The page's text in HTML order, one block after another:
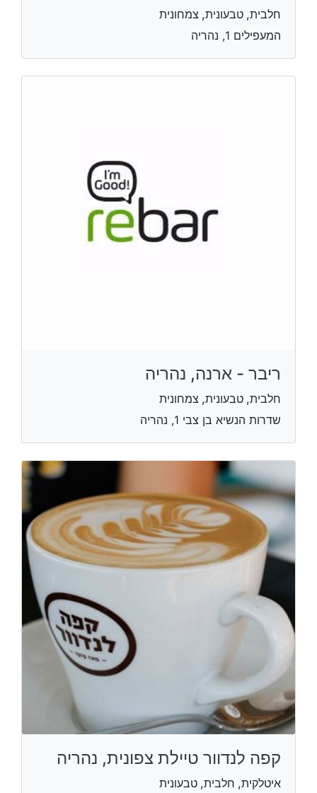
חלבית, טבעונית, צמחונית
המעפילים 1, נהריה
ריבר - ארנה, נהריה
חלבית, טבעונית, צמחונית
שדרות הנשיא בן צבי 1, נהריה
קפה לנדוור טיילת צפונית, נהריה
איטלקית, חלבית, טבעונית